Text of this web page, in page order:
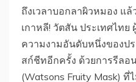
ถึงเวลาบอกลาผิวหมอง แล้
เกาหลี! วัตสัน ประเทศไท
ความงามอันดับหนึ่งของป
สก์ชีทอีกครั้ง ด้วยการรีลอ
(Watsons Fruity Mask)